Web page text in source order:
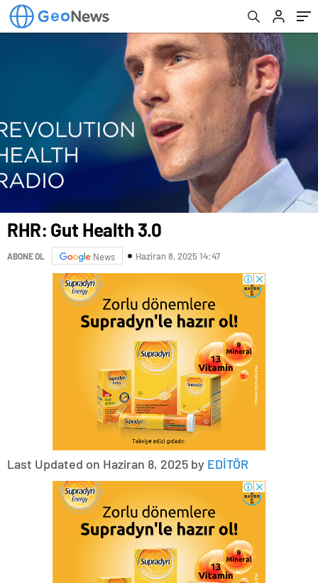
RHR: Gut Health 3.0
ABONE OL News Haziran 8, 2025 14:47
Last Updated on Haziran 8, 2025 by EDİTÖR